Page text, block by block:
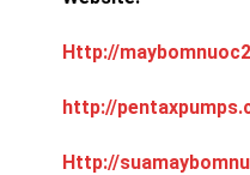
Http://
http://
Http://